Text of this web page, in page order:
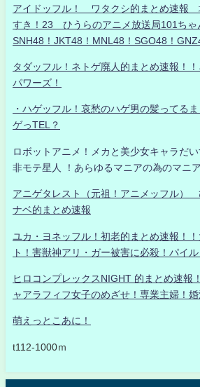
アイドッフル！ ワタクシ的まとめ速報
すき！23 ひうらのアニメ放送局101ちゃ
SNH48！JKT48！MNL48！SGO48！
タダッフル！ネトゲ廃人的まとめ速報！
パワーズ！
・ハゲッフル！哀愁のハゲ男の髪ってる
ゲっTEL？
ロボットアニメ！メカと美少女キャラだ
非モテ星人 ！あらゆるマニアの為のマニ
アニゲタレスト（元祖！アニメッフル）
ナベ的まとめ速報
ユカ・ヨネッフル！初老的まとめ速報！
ト！害獣神アリ・ガー被害に必殺！パイ
ヒロコンプレックスNIGHT 的まとめ速報
ャアラフィフ女子のめざせ！専業主婦！
萌えっとこあに！
t112-1000ｍ